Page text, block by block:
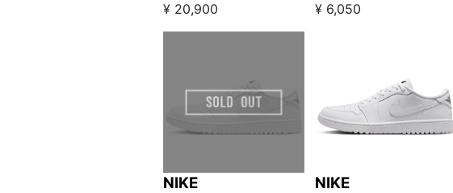
¥ 20,900
カーキ
¥ 6,050
NIKE NIKE